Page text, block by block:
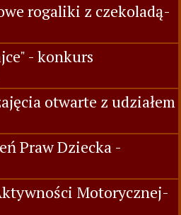
rogaliki z czekoladą-
- konkurs
otwarte z udziałem
Praw Dziecka -
Motorycznej-